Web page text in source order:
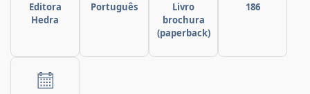
Editora
Hedra
Português
Livro
brochura
(paperback)
186